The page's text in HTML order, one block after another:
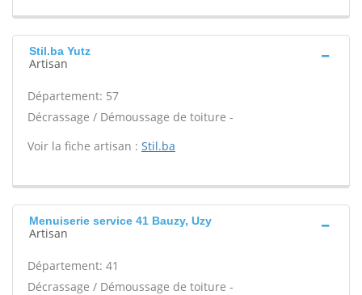
Stil.ba Yutz
Artisan
Département: 57
Décrassage / Démoussage de toiture -
Voir la fiche artisan : Stil.ba
Menuiserie service 41 Bauzy, Uzy
Artisan
Département: 41
Décrassage / Démoussage de toiture -